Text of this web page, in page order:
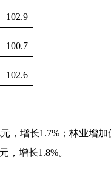
102.9
100.7
102.6
，增长1.7% ；林业增加
，增长1.8%。